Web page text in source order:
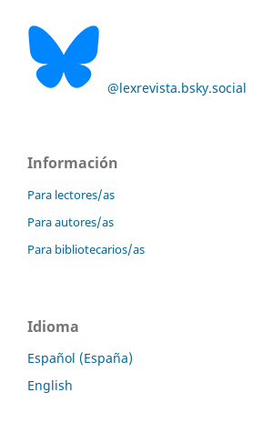
@lexrevista.bsky.social
Información
Para lectores/as
Para autores/as
Para bibliotecarios/as
Idioma
Español (España)
English